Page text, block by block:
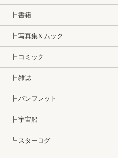
┣ 書籍
┣ 写真集＆ムック
┣ コミック
┣ 雑誌
┣ パンフレット
┣ 宇宙船
┗ スターログ